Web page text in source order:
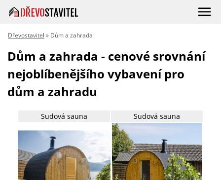
Dřevostavitel » Dům a zahrada
Dům a zahrada - cenové srovnání
nejoblíbenějšího vybavení pro
dům a zahradu
Sudová sauna Sudová sauna